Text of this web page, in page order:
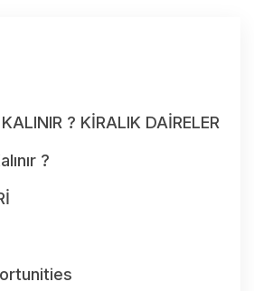
? KİRALIK DAİRELER
?